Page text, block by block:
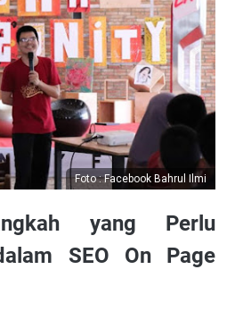
Foto : Facebook Bahrul Ilmi
yang Perlu
SEO On Page